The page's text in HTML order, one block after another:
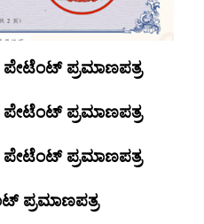
ಪ್ರಮಾಣಪತ್ರ
ಪ್ರಮಾಣಪತ್ರ
ಪ್ರಮಾಣಪತ್ರ
ಪ್ರಮಾಣಪತ್ರ